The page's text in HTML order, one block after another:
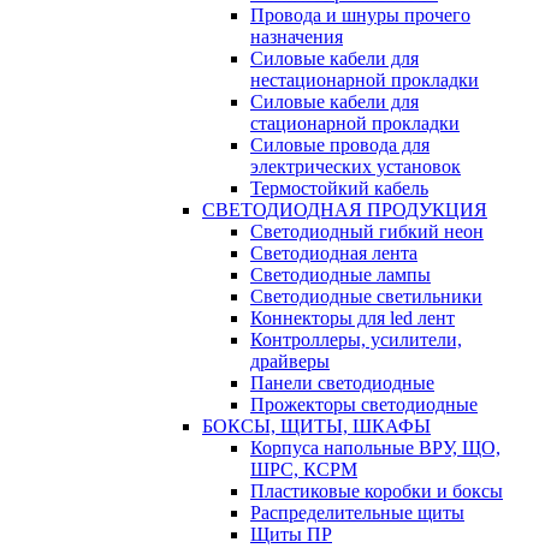
Провода и шнуры прочего
назначения
Силовые кабели для
нестационарной прокладки
Силовые кабели для
стационарной прокладки
Силовые провода для
электрических установок
Термостойкий кабель
СВЕТОДИОДНАЯ ПРОДУКЦИЯ
Светодиодный гибкий неон
Светодиодная лента
Светодиодные лампы
Светодиодные светильники
Коннекторы для led лент
Контроллеры, усилители,
драйверы
Панели светодиодные
Прожекторы светодиодные
БОКСЫ, ЩИТЫ, ШКАФЫ
Корпуса напольные ВРУ, ЩО,
ШРС, КСРМ
Пластиковые коробки и боксы
Распределительные щиты
Щиты ПР